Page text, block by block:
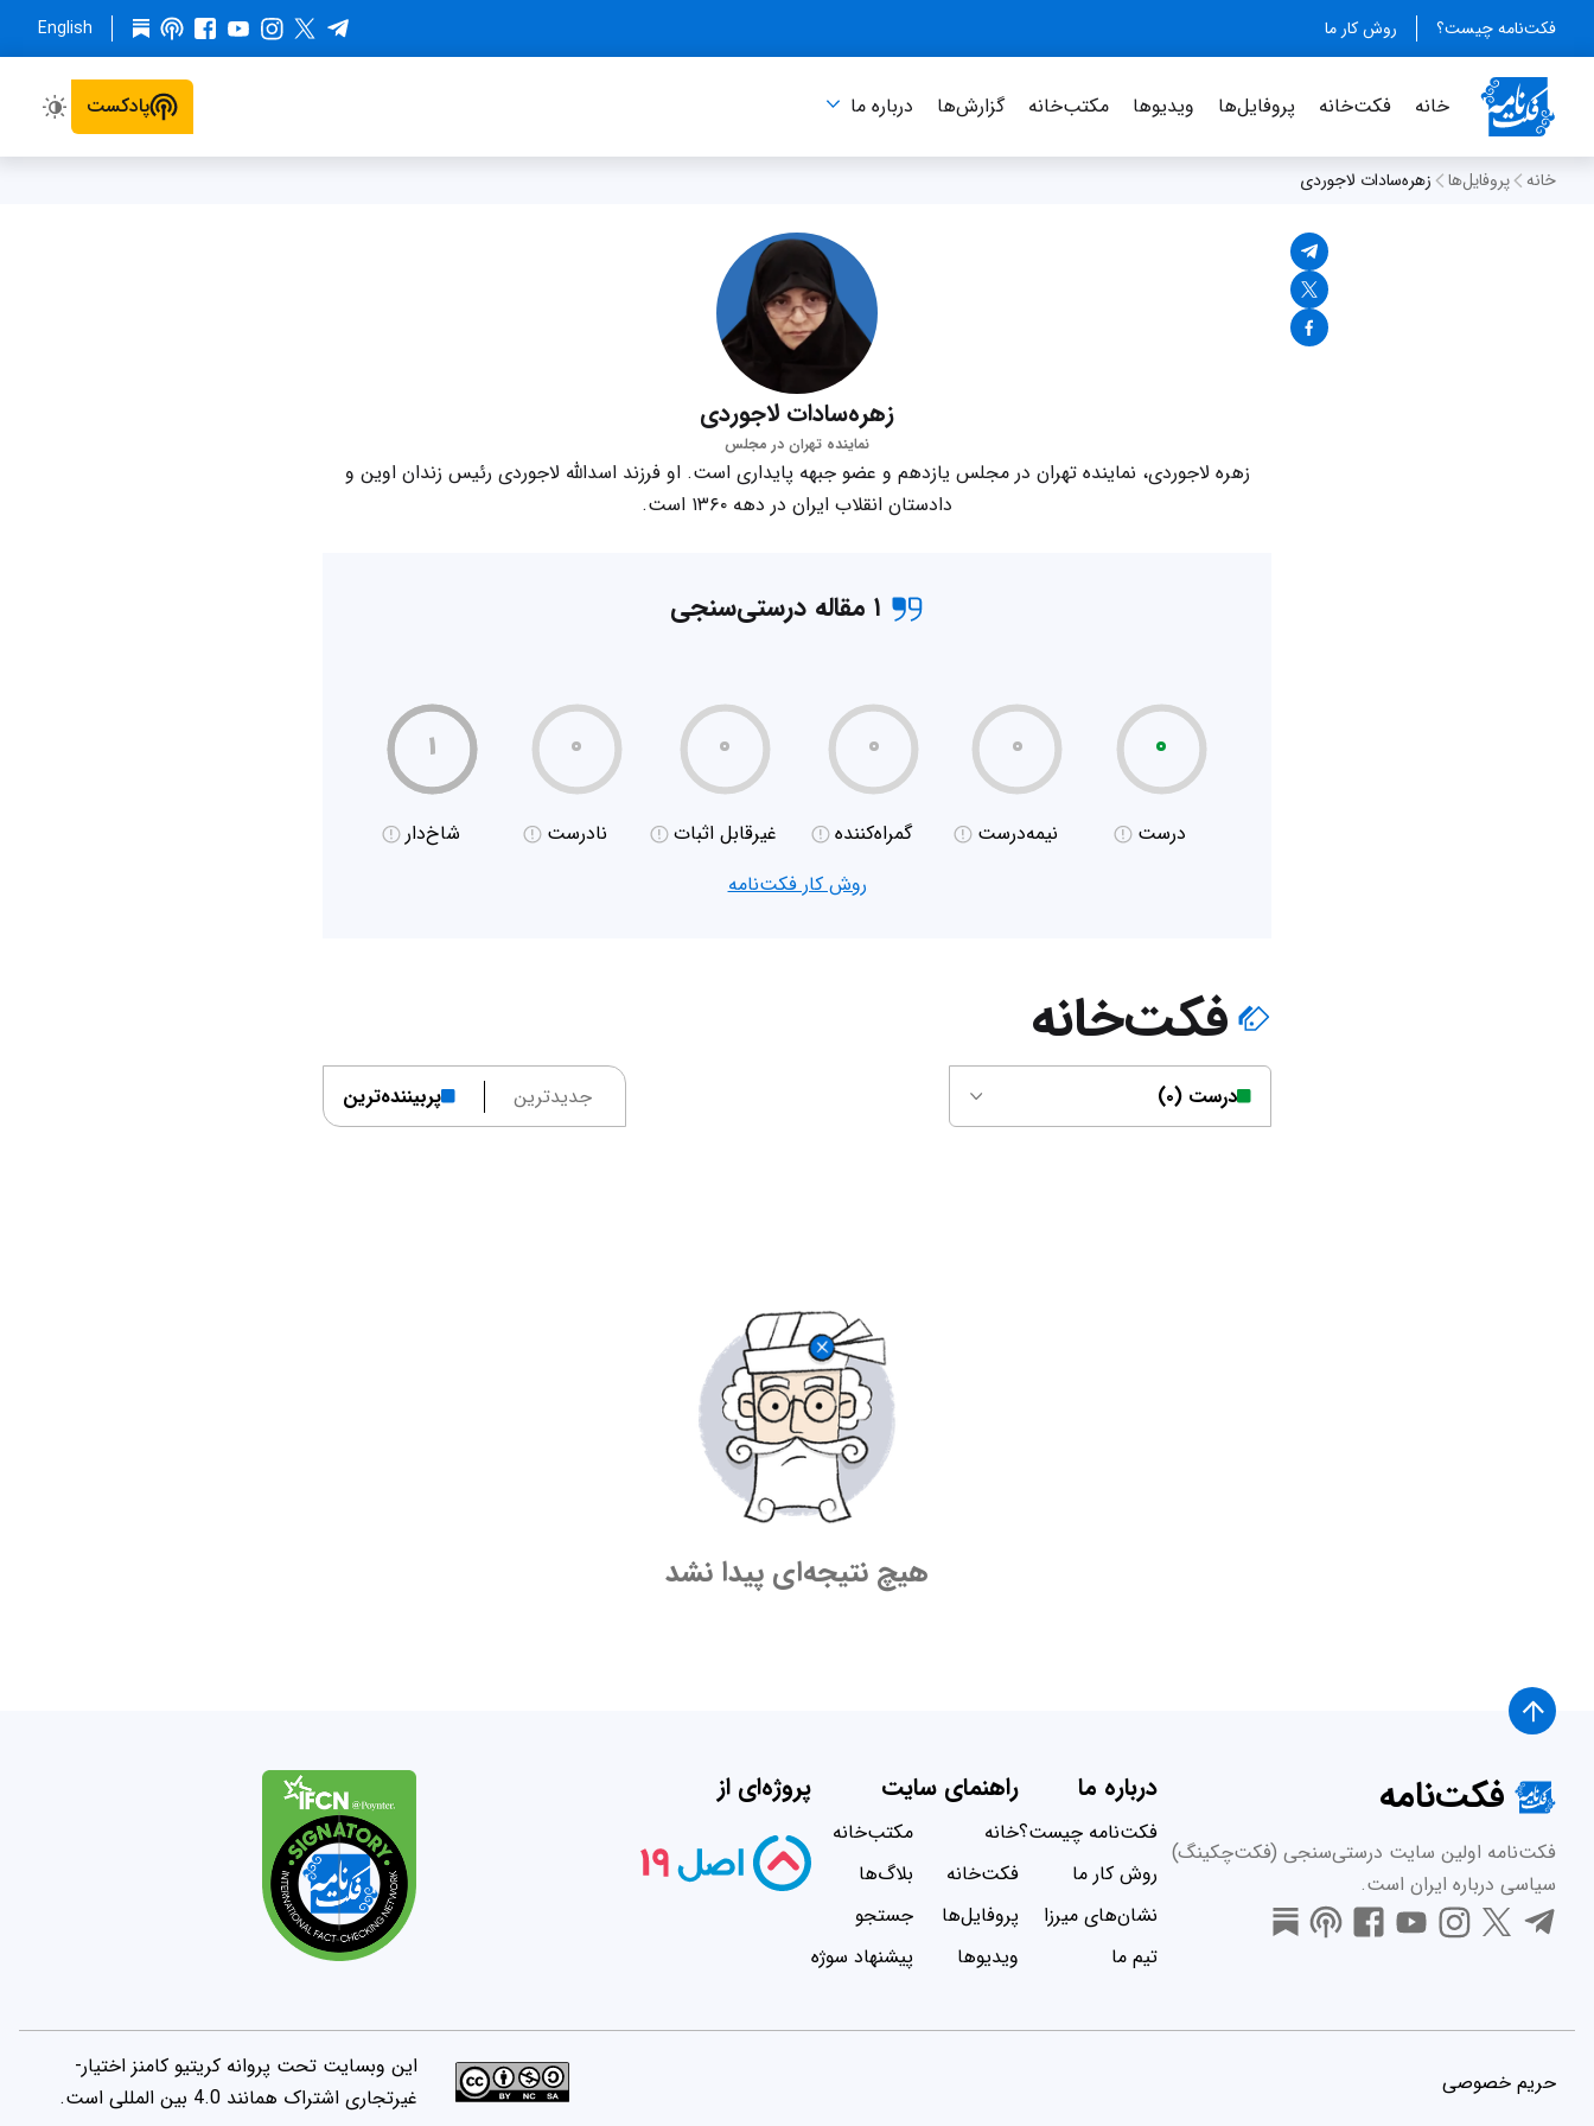
فکت‌نامه چیست؟ روش کار ما English
خانه فکت‌خانه پروفایل‌ها ویدیو‌ها مکتب‌خانه گزارش‌ها درباره‌ ما پادکست
خانه پروفایل‌ها زهره‌سادات لاجوردی
زهره‌سادات لاجوردی
نماینده تهران در مجلس
زهره لاجوردی، نماینده تهران در مجلس یازدهم و عضو جبهه پایداری است. او فرزند اسدالله لاجوردی رئیس زندان اوین و
دادستان انقلاب ایران در دهه ۱۳۶۰ است.
۱ مقاله درستی‌سنجی
۰
درست
۰
نیمه‌درست
۰
گمراه‌کننده
۰
غیر‌قابل اثبات
۰
نادرست
۱
شاخ‌دار
روش کار فکت‌نامه
فکت‌خانه
درست (۰) جدیدترین پربیننده‌ترین
هیچ نتیجه‌ای پیدا نشد
فکت‌نامه
فکت‌نامه اولین سایت درستی‌سنجی (فکت‌چکینگ)
سیاسی درباره ایران است.
درباره ما
فکت‌نامه چیست؟
روش کار ما
نشان‌های میرزا
تیم ما
راهنمای سایت
خانه
فکت‌خانه
پروفایل‌ها
ویدیو‌ها
مکتب‌خانه
بلاگ‌ها
جستجو
پیشنهاد سوژه
پروژه‌ای از
حریم خصوصی
این وبسایت تحت پروانه کریتیو کامنز اختیار-
غیرتجاری اشتراک همانند 4.0 بین المللی است.